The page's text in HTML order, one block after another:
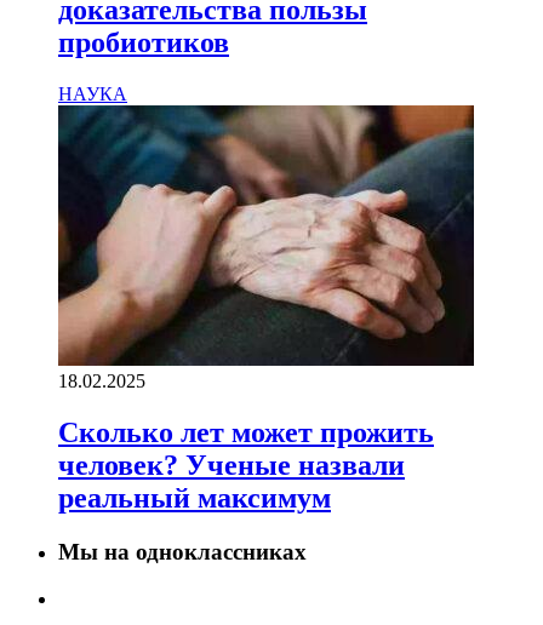
доказательства пользы
пробиотиков
НАУКА
18.02.2025
Сколько лет может прожить
человек? Ученые назвали
реальный максимум
Мы на одноклассниках